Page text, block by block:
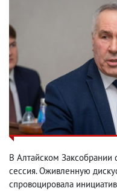
В Алтайском Заксобрании
сессия. Оживленную
спровоцировала